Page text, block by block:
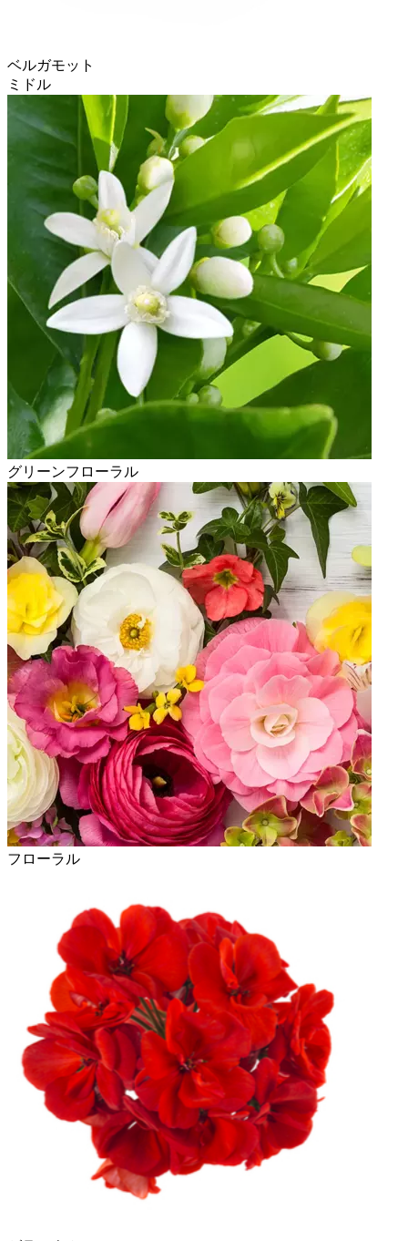
ベルガモット
ミドル
グリーンフローラル
フローラル